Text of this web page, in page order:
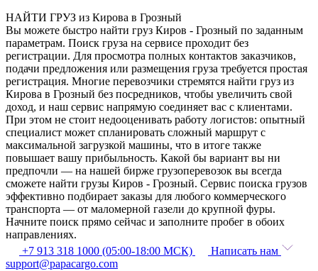
НАЙТИ ГРУЗ из Кирова в Грозный
Вы можете быстро найти груз Киров - Грозный по заданным
параметрам. Поиск груза на сервисе проходит без
регистрации. Для просмотра полных контактов заказчиков,
подачи предложения или размещения груза требуется простая
регистрация. Многие перевозчики стремятся найти груз из
Кирова в Грозный без посредников, чтобы увеличить свой
доход, и наш сервис напрямую соединяет вас с клиентами.
При этом не стоит недооценивать работу логистов: опытный
специалист может спланировать сложный маршрут с
максимальной загрузкой машины, что в итоге также
повышает вашу прибыльность. Какой бы вариант вы ни
предпочли — на нашей бирже грузоперевозок вы всегда
сможете найти грузы Киров - Грозный. Сервис поиска грузов
эффективно подбирает заказы для любого коммерческого
транспорта — от маломерной газели до крупной фуры.
Начните поиск прямо сейчас и заполните пробег в обоих
направлениях.
+7 913 318 1000 (05:00-18:00 МСК)
Написать нам
support@papacargo.com